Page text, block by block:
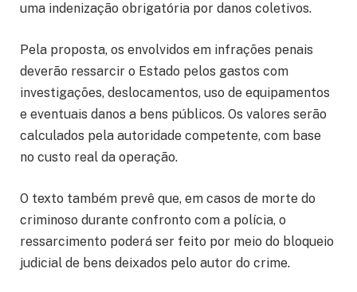
uma indenização obrigatória por danos coletivos.
Pela proposta, os envolvidos em infrações penais
deverão ressarcir o Estado pelos gastos com
investigações, deslocamentos, uso de equipamentos
e eventuais danos a bens públicos. Os valores serão
calculados pela autoridade competente, com base
no custo real da operação.
O texto também prevê que, em casos de morte do
criminoso durante confronto com a polícia, o
ressarcimento poderá ser feito por meio do bloqueio
judicial de bens deixados pelo autor do crime.